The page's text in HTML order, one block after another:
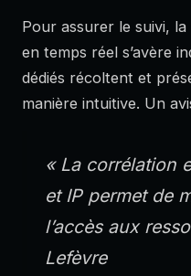
Pour assurer le suivi, la
en temps réel s’avère
dédiés récoltent et
manière intuitive. Un
« La corrélation
et IP permet de
l’accès aux
Lefèvre